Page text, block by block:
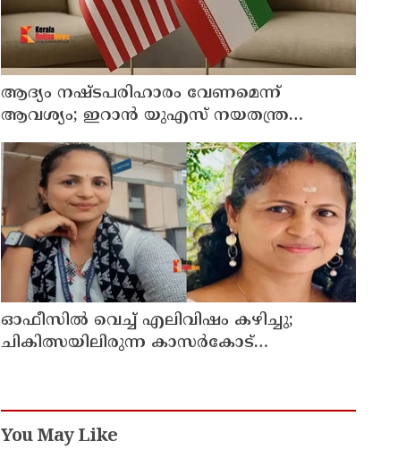
ആദ്യം നഷ്ടപരിഹാരം വേണമെന്ന്
ആവശ്യം; ഇറാന്‍ യുഎസ് നയതന്ത്ര
നീക്കങ്ങളില്‍ അനിശ്ചിതത്വം
ഓഫീസില്‍ വെച്ച് എലിവിഷം കഴിച്ചു;
ചികിത്സയിലിരുന്ന കാസര്‍കോട്
You May Like